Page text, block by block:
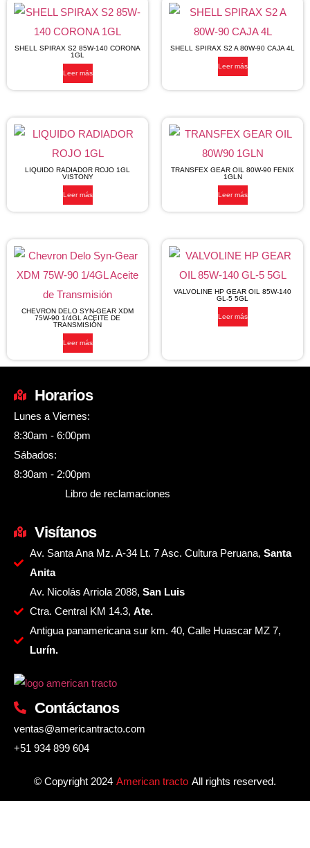
SHELL SPIRAX S2 85W-140 CORONA
1GL
Leer más
SHELL SPIRAX S2 A 80W-90 CAJA 4L
Leer más
LIQUIDO RADIADOR ROJO 1GL
VISTONY
Leer más
TRANSFEX GEAR OIL 80W-90 FENIX
1GLN
Leer más
CHEVRON DELO SYN-GEAR XDM
75W-90 1/4GL ACEITE DE
TRANSMISIÓN
Leer más
VALVOLINE HP GEAR OIL 85W-140
GL-5 5GL
Leer más
Horarios
Lunes a Viernes:
8:30am - 6:00pm
Sábados:
8:30am - 2:00pm
Libro de reclamaciones
Visítanos
Av. Santa Ana Mz. A-34 Lt. 7 Asc. Cultura Peruana, Santa
Anita
Av. Nicolás Arriola 2088, San Luis
Ctra. Central KM 14.3, Ate.
Antigua panamericana sur km. 40, Calle Huascar MZ 7,
Lurín.
Contáctanos
ventas@americantracto.com
+51 934 899 604
© Copyright 2024 American tracto All rights reserved.